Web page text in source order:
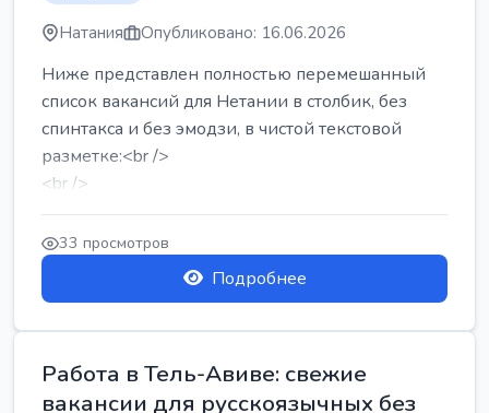
Натания Опубликовано: 16.06.2026
Ниже представлен полностью перемешанный
список вакансий для Нетании в столбик, без
спинтакса и без эмодзи, в чистой текстовой
разметке:<br />
<br />
Работа в Нетании на мебельном производстве:
требу...
33 просмотров
Подробнее
Работа в Тель-Авиве: свежие
вакансии для русскоязычных без